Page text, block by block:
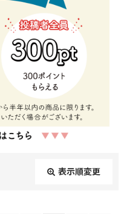
表示順変更